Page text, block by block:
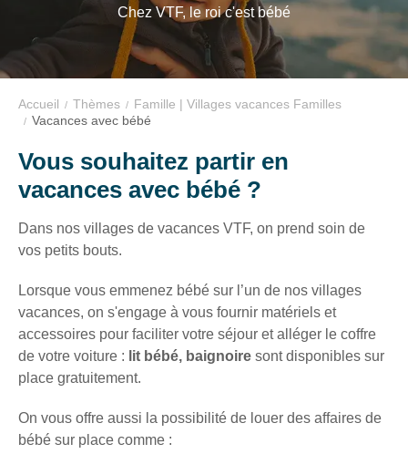
Chez VTF, le roi c'est bébé
Accueil Thèmes
Famille | Villages vacances Familles
Vacances avec bébé
Vous souhaitez partir en
vacances avec bébé ?
Dans nos villages de vacances VTF, on prend soin de
vos petits bouts.
Lorsque vous emmenez bébé sur l’un de nos villages
vacances, on s'engage à vous fournir matériels et
accessoires pour faciliter votre séjour et alléger le coffre
de votre voiture : lit bébé, baignoire sont disponibles sur
place gratuitement.
On vous offre aussi la possibilité de louer des affaires de
bébé sur place comme :
des
exclusives
et
des
bons
plans
pour
vos
vacances
Il
suffit
d’un
clic
Recevez
tous